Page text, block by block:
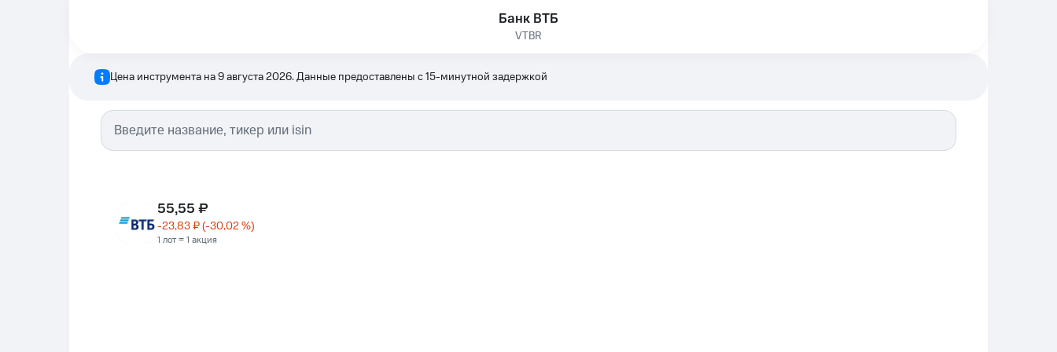
Банк ВТБ
VTBR
Цена инструмента на9 августа 2026. Данные предоставлены с 15-минутной задержкой
55,55 ₽
-23,83 ₽(-30,02%)
1 лот = 1 акция